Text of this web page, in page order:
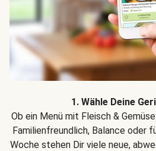
1. Wähle Deine
Ob ein Menü mit Fleisch &
Familienfreundlich, Balance oder
Woche stehen Dir viele neue,